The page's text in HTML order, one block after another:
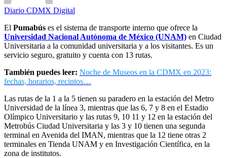
Diario CDMX Digital
El Pumabús es el sistema de transporte interno que ofrece la
Universidad Nacional Autónoma de México (UNAM) en Ciudad
Universitaria a la comunidad universitaria y a los visitantes. Es un
servicio seguro, gratuito y cuenta con 13 rutas.
También puedes leer: Noche de Museos en la CDMX en 2023:
fechas, horarios, recintos…
Las rutas de la 1 a la 5 tienen su paradero en la estación del Metro
Universidad de la línea 3, mientras que las 6, 7 y 8 en el Estadio
Olímpico Universitario y las rutas 9, 10 11 y 12 en la estación del
Metrobús Ciudad Universitaria y las 3 y 10 tienen una segunda
terminal en Avenida del IMAN, mientras que la 12 tiene otras 2
terminales en Tienda UNAM y en Investigación Científica, en la
zona de institutos.